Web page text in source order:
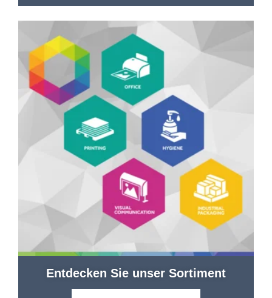
Entdecken Sie unser Sortiment